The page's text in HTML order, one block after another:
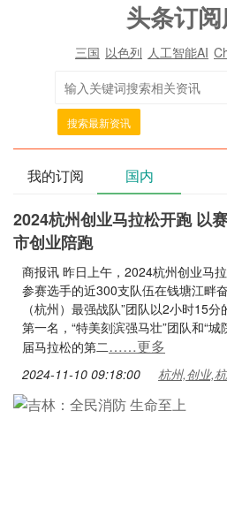
头条订
三国 以色列 人工智能AI
搜索最新资讯
我的订阅 国内
2024杭州创业马拉松开跑 以
市创业陪跑
商报讯 昨日上午，2024杭州创业马
参赛选手的近300支队伍在钱塘江畔
（杭州）最强战队”团队以2小时15
第一名，“特美刻滨强马壮”团队和“
届马拉松的第二……更多
2024-11-10 09:18:00 杭州,创业,